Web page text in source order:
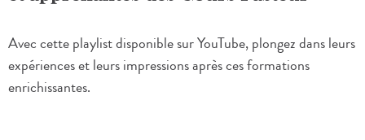
Avec cette playlist disponible sur YouTube, plongez dans leurs
expériences et leurs impressions après ces formations
enrichissantes.